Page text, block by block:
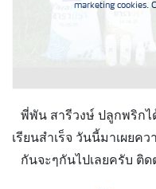
marketing cookies.
พี่พัน สารีวงษ์ ปลูกพริก
เรียนสำเร็จ วันนี้มาเผยค
กันจะๆกันไปเลยครับ ติ